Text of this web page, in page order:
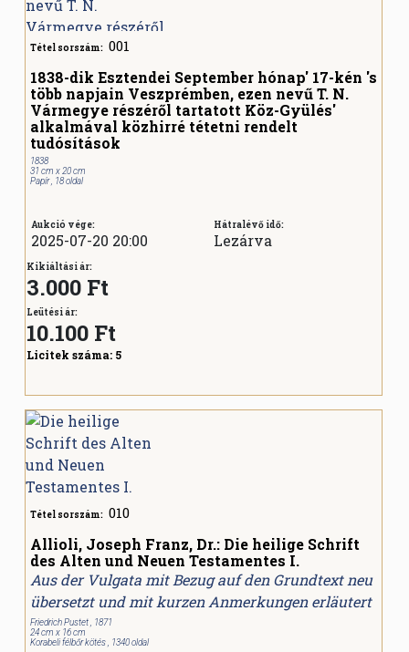
Tétel sorszám: 001
1838-dik Esztendei September hónap' 17-kén 's
több napjain Veszprémben, ezen nevű T. N.
Vármegye részéről tartatott Köz-Gyülés'
alkalmával közhirré tétetni rendelt
tudósítások
1838
31 cm x 20 cm
Papír , 18 oldal
Aukció vége:
2025-07-20 20:00
Hátralévő idő:
Lezárva
Kikiáltási ár:
3.000 Ft
Leütési ár:
10.100 Ft
Licitek száma: 5
Tétel sorszám: 010
Allioli, Joseph Franz, Dr.: Die heilige Schrift
des Alten und Neuen Testamentes I.
Aus der Vulgata mit Bezug auf den Grundtext neu
übersetzt und mit kurzen Anmerkungen erläutert
Friedrich Pustet , 1871
24 cm x 16 cm
Korabeli félbőr kötés , 1340 oldal